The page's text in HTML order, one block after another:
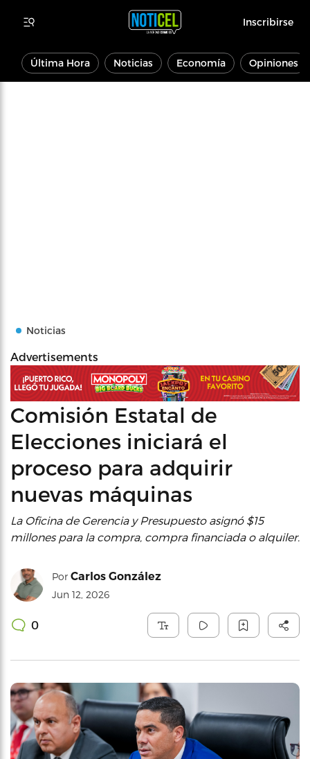
Inscribirse
Última Hora Noticias Economía Opiniones
Noticias
Advertisements
Comisión Estatal de
Elecciones iniciará el
proceso para adquirir
nuevas máquinas
La Oficina de Gerencia y Presupuesto asignó $15
millones para la compra, compra financiada o alquiler.
Por Carlos González
Jun 12, 2026
0